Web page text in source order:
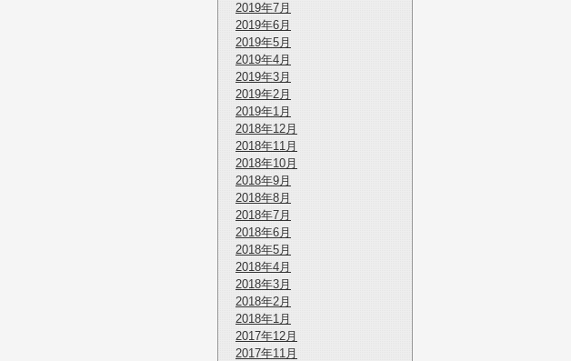
2019年7月
2019年6月
2019年5月
2019年4月
2019年3月
2019年2月
2019年1月
2018年12月
2018年11月
2018年10月
2018年9月
2018年8月
2018年7月
2018年6月
2018年5月
2018年4月
2018年3月
2018年2月
2018年1月
2017年12月
2017年11月